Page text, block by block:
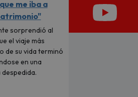
me iba a
sorprendió al
el viaje más
de su vida terminó
en una